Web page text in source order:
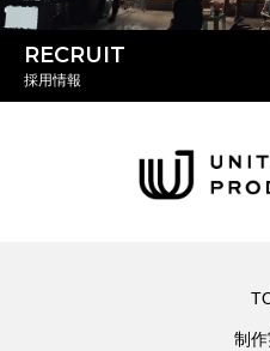
RECRUIT
採用情報
制